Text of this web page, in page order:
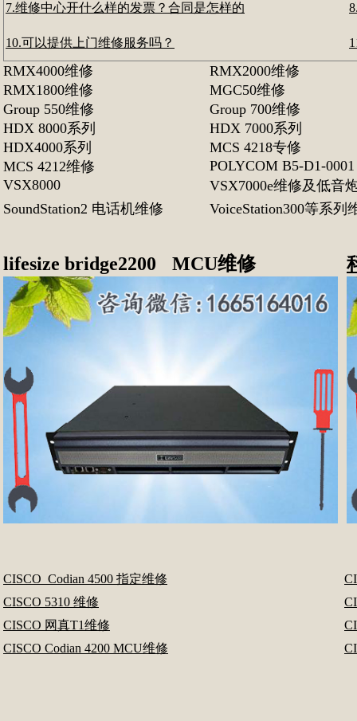
7.维修中心开什么样的发票？合同是怎样的
10.可以提供上门维修服务吗？
RMX4000维修
RMX2000维修
RMX1800维修
MGC50维修
Group 550维修
Group 700维修
HDX 8000系列
HDX 7000系列
HDX4000系列
MCS 4218专修
MCS 4212维修
POLYCOM B5-D1-0001
VSX8000
VSX7000e维修及低音
SoundStation2 电话机维修
VoiceStation300等系列
lifesize bridge2200 MCU维修
CISCO Codian 4500 指定维修
CISCO 5310 维修
CISCO 网真T1维修
CISCO Codian 4200 MCU维修